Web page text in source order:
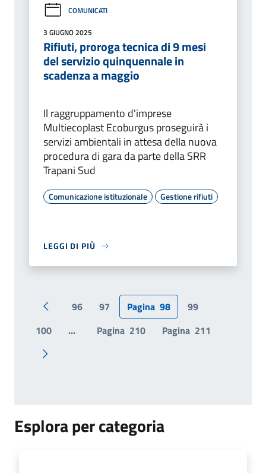
COMUNICATI
3 GIUGNO 2025
Rifiuti, proroga tecnica di 9 mesi
del servizio quinquennale in
scadenza a maggio
Il raggruppamento d'imprese
Multiecoplast Ecoburgus proseguirà i
servizi ambientali in attesa della nuova
procedura di gara da parte della SRR
Trapani Sud
Comunicazione istituzionale Gestione rifiuti
LEGGI DI PIÙ
Pagina precedente
96 97 Pagina 98
99
100
... Pagina 210 Pagina 211
Pagina successiva
Esplora per categoria